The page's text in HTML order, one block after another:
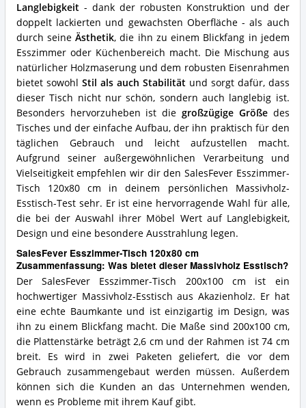
Langlebigkeit- dank der robusten Konstruktion und der
doppelt lackierten und gewachsten Oberfläche - als auch
durch seineÄsthetik, die ihn zu einem Blickfang in jedem
Esszimmer oder Küchenbereich macht. Die Mischung aus
natürlicher Holzmaserung und dem robusten Eisenrahmen
bietet sowohl Stil als auch Stabilitätund sorgt dafür, dass
dieser Tisch nicht nur schön, sondern auch langlebig ist.
Besonders hervorzuheben ist diegroßzügige Größedes
Tisches und der einfache Aufbau, der ihn praktisch für den
täglichen Gebrauch und leicht aufzustellen macht.
Aufgrund seiner außergewöhnlichen Verarbeitung und
Vielseitigkeit empfehlen wir dir den SalesFever Esszimmer-
Tisch 120x80 cm in deinem persönlichen Massivholz-
Esstisch-Test sehr. Er ist eine hervorragende Wahl für alle,
die bei der Auswahl ihrer Möbel Wert auf Langlebigkeit,
Design und eine besondere Ausstrahlung legen.
SalesFever Esszimmer-Tisch 120x80 cm
Zusammenfassung: Was bietet dieser Massivholz Esstisch?
Der SalesFever Esszimmer-Tisch 200x100 cm ist ein
hochwertiger Massivholz-Esstisch aus Akazienholz. Er hat
eine echte Baumkante und ist einzigartig im Design, was
ihn zu einem Blickfang macht. Die Maße sind 200x100 cm,
die Plattenstärke beträgt 2,6 cm und der Rahmen ist 74 cm
breit. Es wird in zwei Paketen geliefert, die vor dem
Gebrauch zusammengebaut werden müssen. Außerdem
können sich die Kunden an das Unternehmen wenden,
wenn es Probleme mit ihrem Kauf gibt.